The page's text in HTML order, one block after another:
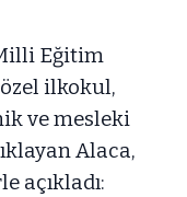
Eğitim
ilkokul,
ve mesleki
Alaca,
açıkladı: